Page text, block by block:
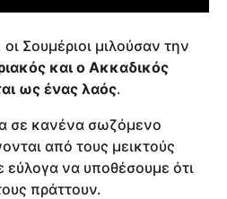
Σουμέριοι μιλούσαν την
και ο Ακκαδικός
ως ένας λαός.
σε κανένα σωζόμενο
από τους μεικτούς
εύλογα να υποθέσουμε ότι
πράττουν.